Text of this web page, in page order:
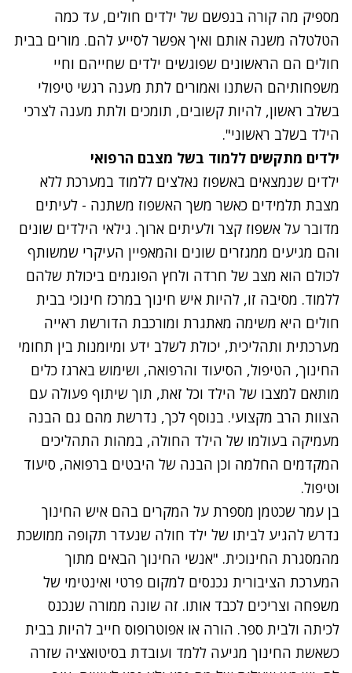
מספיק מה קורה בנפשם של ילדים חולים, עד כמה
הטלטלה משנה אותם ואיך אפשר לסייע להם. מורים בבית
חולים הם הראשונים שפוגשים ילדים שחייהם וחיי
משפחותיהם השתנו ואמורים לתת מענה רגשי טיפולי
בשלב ראשון, להיות קשובים, תומכים ולתת מענה לצרכי
הילד בשלב ראשוני".
ילדים מתקשים ללמוד בשל מצבם הרפואי
ילדים שנמצאים באשפוז נאלצים ללמוד במערכת ללא
מצבת תלמידים כאשר משך האשפוז משתנה - לעיתים
מדובר על אשפוז קצר ולעיתים ארוך. גילאי הילדים שונים
והם מגיעים ממגזרים שונים והמאפיין העיקרי שמשותף
לכולם הוא מצב של חרדה ולחץ הפוגמים ביכולת שלהם
ללמוד. מסיבה זו, להיות איש חינוך במרכז חינוכי בבית
חולים היא משימה מאתגרת ומורכבת הדורשת ראייה
מערכתית ותהליכית, יכולת לשלב ידע ומיומנות בין תחומי
החינוך, הטיפול, הסיעוד והרפואה, ושימוש בארגז כלים
מותאם למצבו של הילד וכל זאת, תוך שיתוף פעולה עם
הצוות הרב מקצועי. בנוסף לכך, נדרשת מהם גם הבנה
מעמיקה בעולמו של הילד החולה, במהות התהליכים
המקדמים החלמה וכן הבנה של היבטים ברפואה, סיעוד
וטיפול.
בן עמר שכטמן מספרת על המקרים בהם איש החינוך
נדרש להגיע לביתו של ילד חולה שנעדר תקופה ממושכת
מהמסגרת החינוכית. "אנשי החינוך הבאים מתוך
המערכת הציבורית נכנסים למקום פרטי ואינטימי של
משפחה וצריכים לכבד אותו. זה שונה ממורה שנכנס
לכיתה ולבית ספר. הורה או אפוטרופוס חייב להיות בבית
כשאשת החינוך מגיעה ללמד ועובדת בסיטואציה שזרה